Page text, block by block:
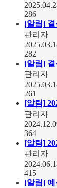
286
[알림]
관리자
282
[알림]
관리자
261
[알림]
관리자
364
[알림]
관리자
415
[알림]